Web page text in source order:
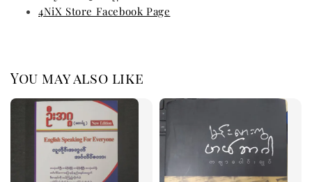
4NiX Store Facebook Page
You may also like